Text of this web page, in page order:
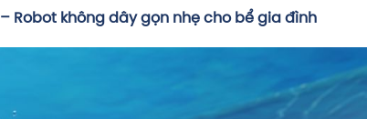
– Robot không dây gọn nhẹ cho bể gia đình